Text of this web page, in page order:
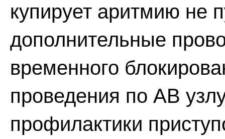
купирует аритмию не
дополнительные
временного
проведения по АВ
профилактики